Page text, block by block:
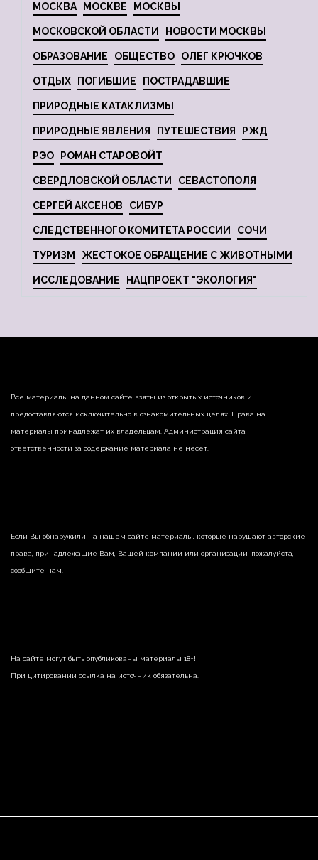
МОСКВА МОСКВЕ МОСКВЫ
МОСКОВСКОЙ ОБЛАСТИ НОВОСТИ МОСКВЫ
ОБРАЗОВАНИЕ ОБЩЕСТВО ОЛЕГ КРЮЧКОВ
ОТДЫХ ПОГИБШИЕ ПОСТРАДАВШИЕ
ПРИРОДНЫЕ КАТАКЛИЗМЫ
ПРИРОДНЫЕ ЯВЛЕНИЯ ПУТЕШЕСТВИЯ РЖД
РЭО РОМАН СТАРОВОЙТ
СВЕРДЛОВСКОЙ ОБЛАСТИ СЕВАСТОПОЛЯ
СЕРГЕЙ АКСЕНОВ СИБУР
СЛЕДСТВЕННОГО КОМИТЕТА РОССИИ СОЧИ
ТУРИЗМ ЖЕСТОКОЕ ОБРАЩЕНИЕ С ЖИВОТНЫМИ
ИССЛЕДОВАНИЕ НАЦПРОЕКТ "ЭКОЛОГИЯ"
Все материалы на данном сайте взяты из открытых источников и
предоставляются исключительно в ознакомительных целях. Права на
материалы принадлежат их владельцам. Администрация сайта
ответственности за содержание материала не несет.
Если Вы обнаружили на нашем сайте материалы, которые нарушают авторские
права, принадлежащие Вам, Вашей компании или организации, пожалуйста,
сообщите нам.
На сайте могут быть опубликованы материалы 18+!
При цитировании ссылка на источник обязательна.